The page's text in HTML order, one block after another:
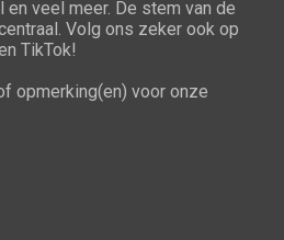
en veel meer. De stem van de
Volg ons zeker ook op
TikTok!
opmerking(en) voor onze